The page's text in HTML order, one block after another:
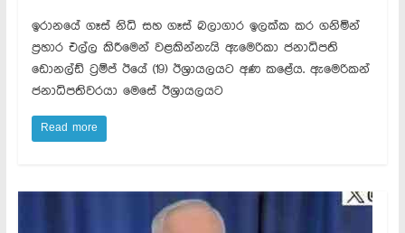
ඉරානයේ ගෑස් නිධි සහ ගෑස් බලාගාර ඉලක්ක කර ගනිමින්
ප්‍රහාර එල්ල කිරීමෙන් වළකින්නැයි ඇමෙරිකා ජනාධිපති
ඩොනල්ඩ් ට්‍රම්ප් ඊයේ (19) ඊශ්‍රායලයට අණ කළේය. ඇමෙරිකන්
ජනාධිපතිවරයා මෙසේ ඊශ්‍රායලයට
Read more